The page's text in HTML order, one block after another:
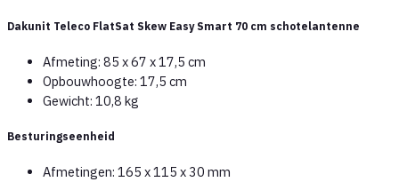
Dakunit Teleco FlatSat Skew Easy Smart 70 cm schotelantenne
Afmeting: 85 x 67 x 17,5 cm
Opbouwhoogte: 17,5 cm
Gewicht: 10,8 kg
Besturingseenheid
Afmetingen: 165 x 115 x 30 mm